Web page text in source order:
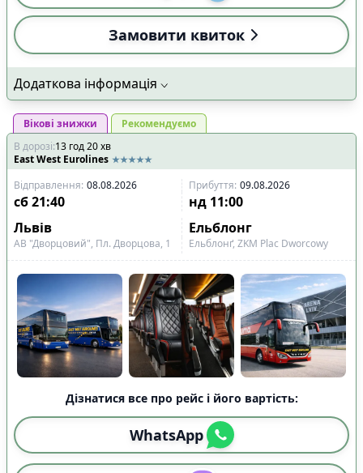
Замовити квиток
Додаткова інформація
Вікові знижки
Рекомендуємо
В дорозі:13 год20хв
East West Eurolines
Відправлення: 08.08.2026 Прибуття: 09.08.2026
сб21:40 нд 11:00
Львів
Ельблонг
АВ "Дворцовий", Пл. Дворцова, 1 Ельблонґ, ZKM Plac Dworcowy
Дізнатися все про рейс і його вартість:
WhatsApp